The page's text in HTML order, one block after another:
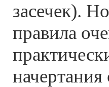
засечек).
правила
начертания